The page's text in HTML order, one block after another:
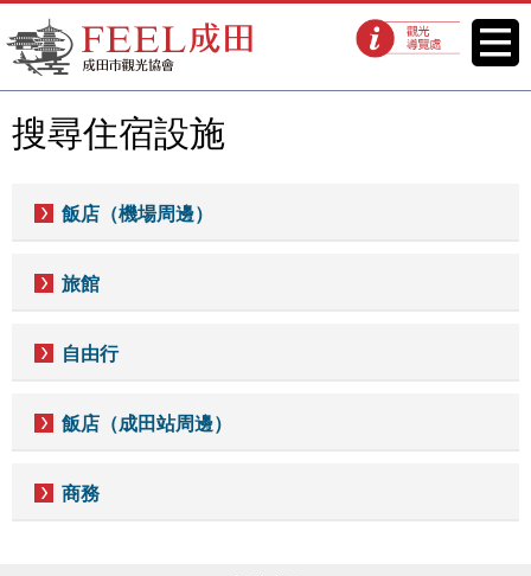
FEEL成田成田市觀光協會官方網
站
觀光導覽處 菜單
搜尋住宿設施
飯店（機場周邊）
旅館
自由行
飯店（成田站周邊）
商務